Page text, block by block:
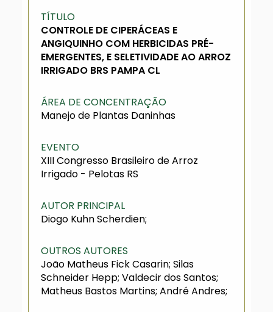
TÍTULO
CONTROLE DE CIPERÁCEAS E
ANGIQUINHO COM HERBICIDAS PRÉ-
EMERGENTES, E SELETIVIDADE AO ARROZ
IRRIGADO BRS PAMPA CL
ÁREA DE CONCENTRAÇÃO
Manejo de Plantas Daninhas
EVENTO
XIII Congresso Brasileiro de Arroz
Irrigado - Pelotas RS
AUTOR PRINCIPAL
Diogo Kuhn Scherdien;
OUTROS AUTORES
João Matheus Fick Casarin; Silas
Schneider Hepp; Valdecir dos Santos;
Matheus Bastos Martins; André Andres;